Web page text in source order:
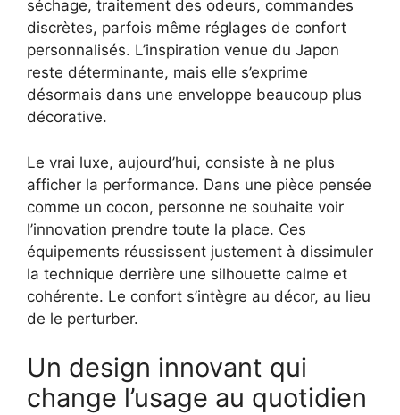
séchage, traitement des odeurs, commandes
discrètes, parfois même réglages de confort
personnalisés. L’inspiration venue du Japon
reste déterminante, mais elle s’exprime
désormais dans une enveloppe beaucoup plus
décorative.
Le vrai luxe, aujourd’hui, consiste à ne plus
afficher la performance. Dans une pièce pensée
comme un cocon, personne ne souhaite voir
l’innovation prendre toute la place. Ces
équipements réussissent justement à dissimuler
la technique derrière une silhouette calme et
cohérente. Le confort s’intègre au décor, au lieu
de le perturber.
Un design innovant qui
change l’usage au quotidien